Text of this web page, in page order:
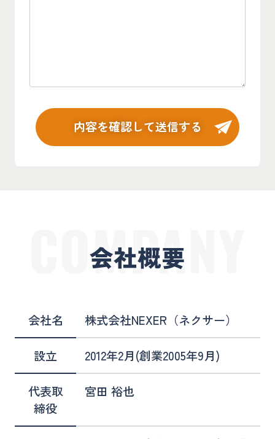
COMPANY
会社概要
会社名 株式会社NEXER（ネクサー）
設立 2012年2月(創業2005年9月)
代表取
締役
宮田 裕也